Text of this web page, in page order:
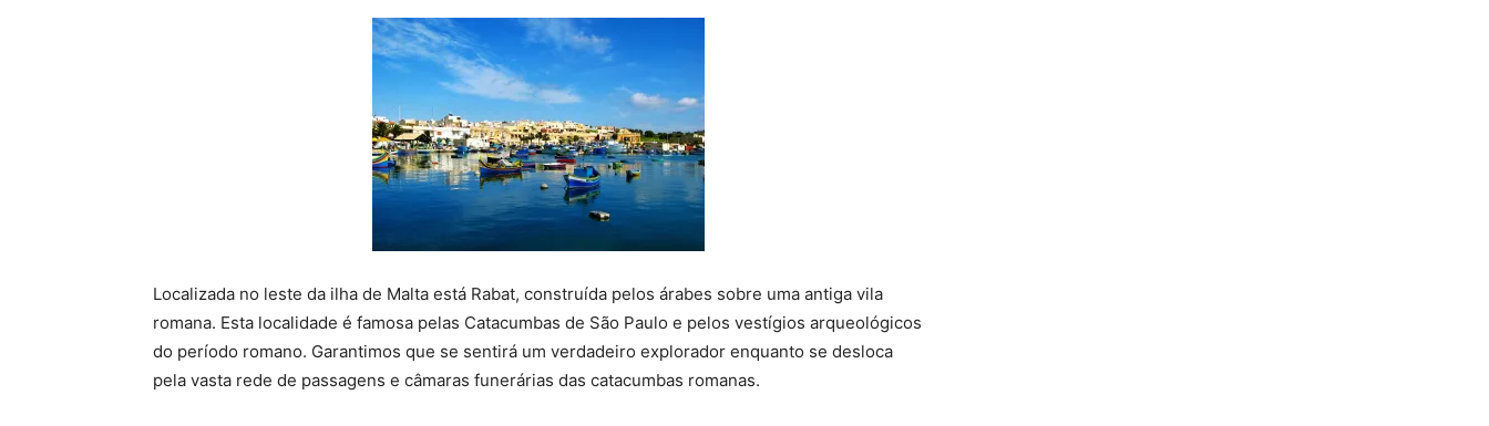
Localizada no leste da ilha de Malta está Rabat, construída pelos árabes sobre uma antiga vila
romana. Esta localidade é famosa pelas Catacumbas de São Paulo e pelos vestígios arqueológicos
do período romano. Garantimos que se sentirá um verdadeiro explorador enquanto se desloca
pela vasta rede de passagens e câmaras funerárias das catacumbas romanas.